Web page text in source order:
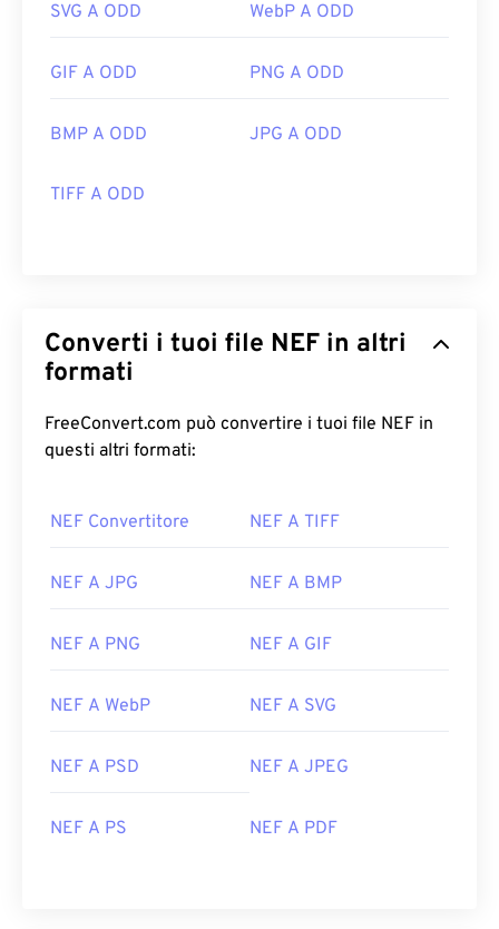
SVG A ODD WebP A ODD
GIF A ODD PNG A ODD
BMP A ODD JPG A ODD
TIFF A ODD
Converti i tuoi file NEF in altri
formati
FreeConvert.com può convertire i tuoi file NEF in
questi altri formati:
NEF Convertitore NEF A TIFF
NEF A JPG NEF A BMP
NEF A PNG NEF A GIF
NEF A WebP NEF A SVG
NEF A PSD NEF A JPEG
NEF A PS NEF A PDF